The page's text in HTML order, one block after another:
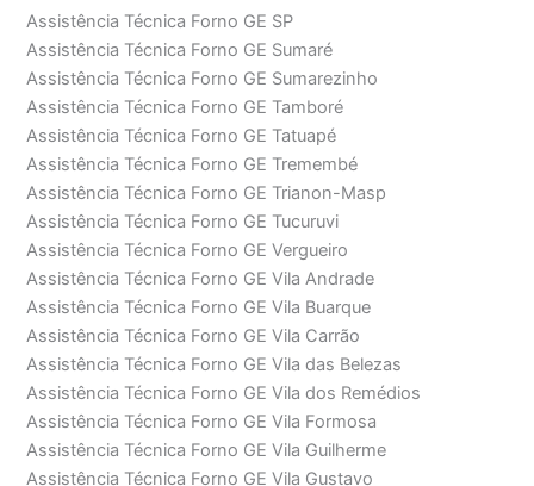
Assistência Técnica Forno GE SP
Assistência Técnica Forno GE Sumaré
Assistência Técnica Forno GE Sumarezinho
Assistência Técnica Forno GE Tamboré
Assistência Técnica Forno GE Tatuapé
Assistência Técnica Forno GE Tremembé
Assistência Técnica Forno GE Trianon-Masp
Assistência Técnica Forno GE Tucuruvi
Assistência Técnica Forno GE Vergueiro
Assistência Técnica Forno GE Vila Andrade
Assistência Técnica Forno GE Vila Buarque
Assistência Técnica Forno GE Vila Carrão
Assistência Técnica Forno GE Vila das Belezas
Assistência Técnica Forno GE Vila dos Remédios
Assistência Técnica Forno GE Vila Formosa
Assistência Técnica Forno GE Vila Guilherme
Assistência Técnica Forno GE Vila Gustavo